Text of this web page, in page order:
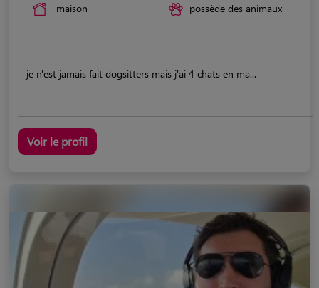
maison possède des animaux
je n'est jamais fait dogsitters mais j'ai 4 chats en ma...
Voir le profil